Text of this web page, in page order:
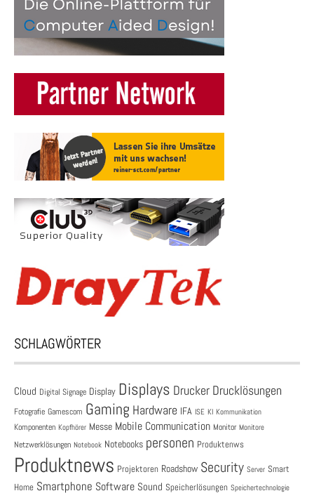
SCHLAGWÖRTER
Cloud Digital Signage Display Displays Drucker Drucklösungen
Fotografie Gamescom Gaming Hardware IFA ISE KI Kommunikation
Komponenten Kopfhörer Messe Mobile Communication Monitor Monitore
Netzwerklösungen Notebook Notebooks personen Produktenws
Produktnews Projektoren Roadshow Security Server Smart
Home Smartphone Software Sound Speicherlösungen Speichertechnologie